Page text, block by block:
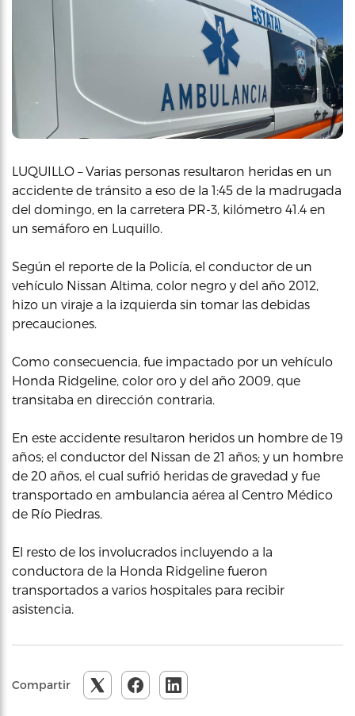
LUQUILLO – Varias personas resultaron heridas en un
accidente de tránsito a eso de la 1:45 de la madrugada
del domingo, en la carretera PR-3, kilómetro 41.4 en
un semáforo en Luquillo.
Según el reporte de la Policía, el conductor de un
vehículo Nissan Altima, color negro y del año 2012,
hizo un viraje a la izquierda sin tomar las debidas
precauciones.
Como consecuencia, fue impactado por un vehículo
Honda Ridgeline, color oro y del año 2009, que
transitaba en dirección contraria.
En este accidente resultaron heridos un hombre de 19
años; el conductor del Nissan de 21 años; y un hombre
de 20 años, el cual sufrió heridas de gravedad y fue
transportado en ambulancia aérea al Centro Médico
de Río Piedras.
El resto de los involucrados incluyendo a la
conductora de la Honda Ridgeline fueron
transportados a varios hospitales para recibir
asistencia.
Compartir